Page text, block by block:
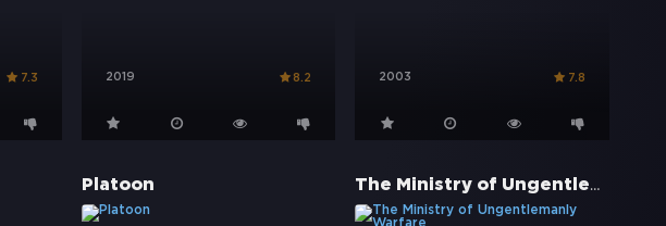
7.3 2019 8.2 2003 7.8
Platoon The Ministry of Ungentlemanly Warfare